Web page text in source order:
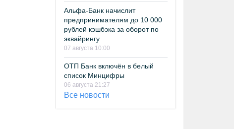
Альфа-Банк начислит
предпринимателям до 10 000
рублей кэшбэка за оборот по
эквайрингу
07 августа 10:00
ОТП Банк включён в белый
список Минцифры
06 августа 21:27
Все новости